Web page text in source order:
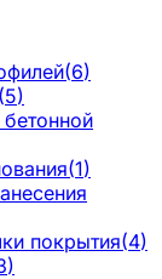
(6)
(5)
(1)
покрытия(4)
)